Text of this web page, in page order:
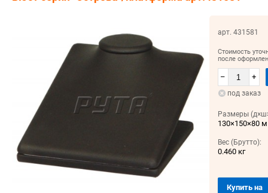
арт. 431581
Стоимость
после
– +
под заказ
Размеры
130×150×80
Вес (Брутто):
0.460 кг
Купить на